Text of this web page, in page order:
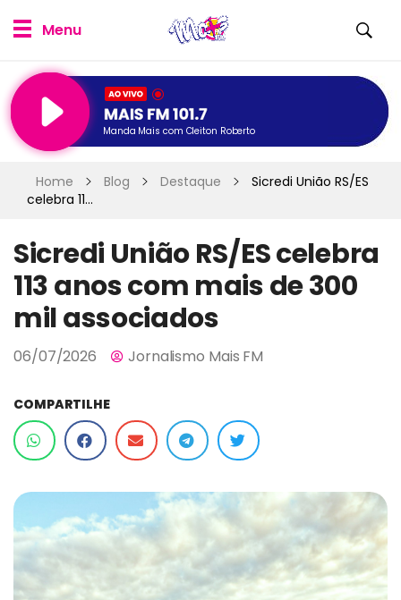
Manda Mais com Cleiton Roberto
Home Blog Destaque
Sicredi União RS/ES
celebra 11...
Sicredi União RS/ES celebra
113 anos com mais de 300
mil associados
06/07/2026 Jornalismo Mais FM
COMPARTILHE